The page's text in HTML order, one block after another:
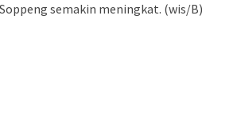
semakin meningkat. (wis/B)